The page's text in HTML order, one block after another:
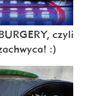
czyli
:)